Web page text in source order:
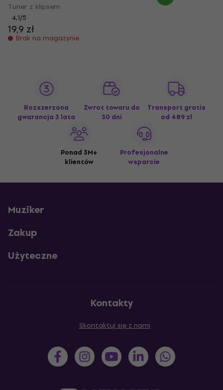
Tuner z klipsem
4,1/5
19,9 zł
Brak na magazynie
Rozszerzona
gwarancja 3 lata
Zwrot towaru do
30 dni
Transport gratis
od 489 zł
Ponad 3M+
klientów
Profesjonalne
wsparcie
Muziker
Zakup
Użyteczne
Kontakty
Skontaktuj się z nami